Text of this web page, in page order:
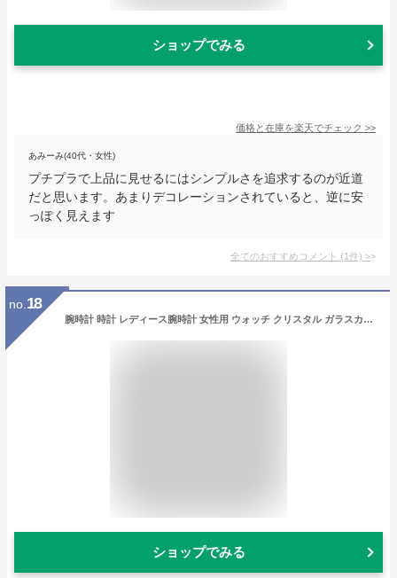
ショップでみる
価格と在庫を楽天でチェック >>
あみーみ(40代・女性)
プチプラで上品に見せるにはシンプルさを追求するのが近道
だと思います。あまりデコレーションされていると、逆に安
っぽく見えます
全てのおすすめコメント (1件) >
no. 18
腕時計 時計 レディース腕時計 女性用 ウォッチ クリスタル ガラスカット アクセサリー ラッピング無料 送料無料 かわいい おしゃれ ゴールド ブレスレット 旅行 イベント カジュアル 通勤 通学 丸い 円形 10代 20代 30代 40代 GUOU WG18107
ショップでみる